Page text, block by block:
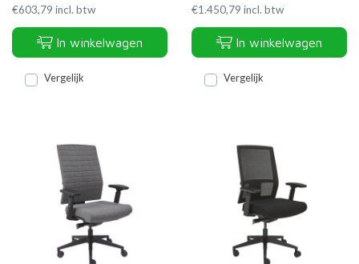
€603,79 incl. btw
In winkelwagen
Vergelijk
€1.450,79 incl. btw
In winkelwagen
Vergelijk